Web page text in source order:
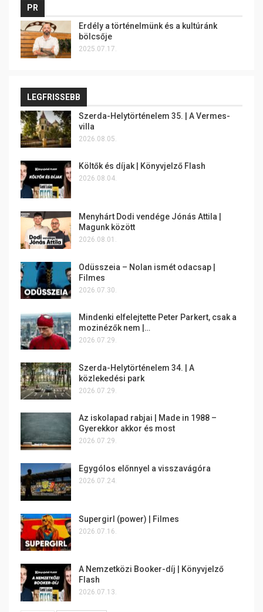
PR
Erdély a történelmünk és a kultúránk
bölcsője
2025.07.17.
LEGFRISSEBB
Szerda-Helytörténelem 35. | A Vermes-
villa
2026.08.05.
Költők és díjak | Könyvjelző Flash
2026.08.04.
Menyhárt Dodi vendége Jónás Attila |
Magunk között
2026.08.01.
Odüsszeia – Nolan ismét odacsap |
Filmes
2026.07.30.
Mindenki elfelejtette Peter Parkert, csak a
mozinézők nem |…
2026.07.29.
Szerda-Helytörténelem 34. | A
közlekedési park
2026.07.29.
Az iskolapad rabjai | Made in 1988 –
Gyerekkor akkor és most
2026.07.29.
Egygólos előnnyel a visszavágóra
2026.07.24.
Supergirl (power) | Filmes
2026.07.16.
A Nemzetközi Booker-díj | Könyvjelző
Flash
2026.07.13.